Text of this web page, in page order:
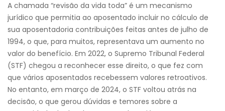
A chamada “revisão da vida toda” é um mecanismo
jurídico que permitia ao aposentado incluir no cálculo de
sua aposentadoria contribuições feitas antes de julho de
1994, o que, para muitos, representava um aumento no
valor do benefício. Em 2022, o Supremo Tribunal Federal
(STF) chegou a reconhecer esse direito, o que fez com
que vários aposentados recebessem valores retroativos.
No entanto, em março de 2024, o STF voltou atrás na
decisão, o que gerou dúvidas e temores sobre a